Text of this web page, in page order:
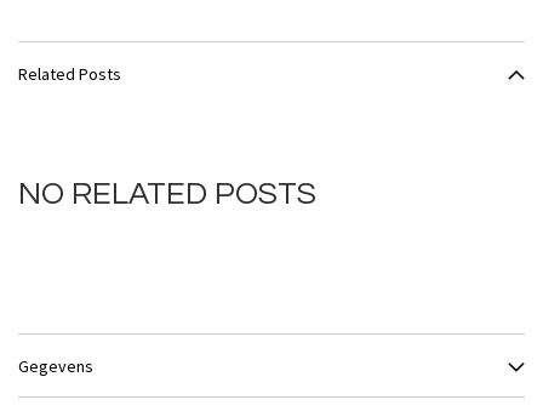
Related Posts
NO RELATED POSTS
Gegevens